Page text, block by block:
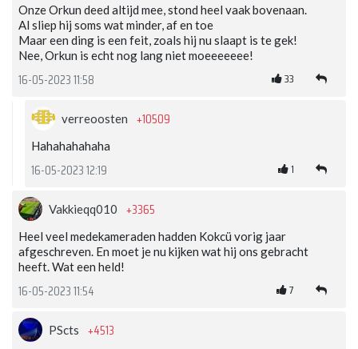
Onze Orkun deed altijd mee, stond heel vaak bovenaan.
Al sliep hij soms wat minder, af en toe
Maar een ding is een feit, zoals hij nu slaapt is te gek!
Nee, Orkun is echt nog lang niet moeeeeeee!
16-05-2023 11:58 33
verreoosten +10509
Hahahahahaha
16-05-2023 12:19 1
Vakkieqq010 +3365
Heel veel medekameraden hadden Kokcü vorig jaar
afgeschreven. En moet je nu kijken wat hij ons gebracht
heeft. Wat een held!
16-05-2023 11:54 7
PScts +4513